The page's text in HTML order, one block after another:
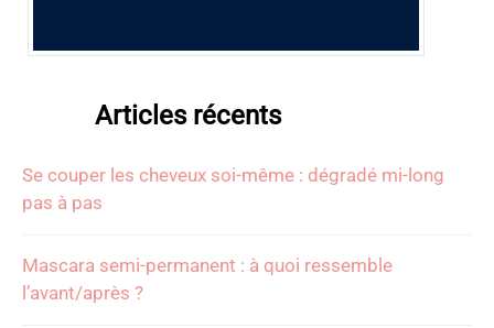
Articles récents
Se couper les cheveux soi-même : dégradé mi-long
pas à pas
Mascara semi-permanent : à quoi ressemble
l’avant/après ?